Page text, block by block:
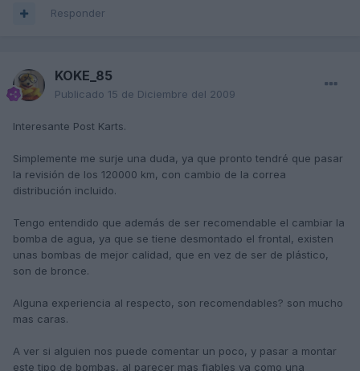
Responder
KOKE_85
Publicado 15 de Diciembre del 2009
Interesante Post Karts.
Simplemente me surje una duda, ya que pronto tendré que pasar
la revisión de los 120000 km, con cambio de la correa
distribución incluido.
Tengo entendido que además de ser recomendable el cambiar la
bomba de agua, ya que se tiene desmontado el frontal, existen
unas bombas de mejor calidad, que en vez de ser de plástico,
son de bronce.
Alguna experiencia al respecto, son recomendables? son mucho
mas caras.
A ver si alguien nos puede comentar un poco, y pasar a montar
este tipo de bombas, al parecer mas fiables ya como una